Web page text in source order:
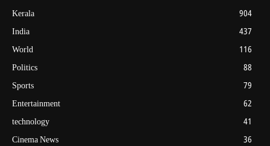
Kerala
904
India
437
World
116
Politics
88
Sports
79
Entertainment
62
technology
41
Cinema News
36